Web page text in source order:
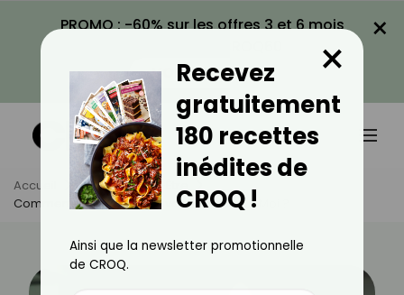
PROMO : -60% sur les offres 3 et 6 mois
VOIR LA PROMO
×
Accueil Actus
Bien-Être
Comment Savoir Si Un Travail Est Fait Pour Moi ?
Recevez
gratuitement
180 recettes
inédites de
CROQ !
×
Ainsi que la newsletter promotionnelle
de CROQ.